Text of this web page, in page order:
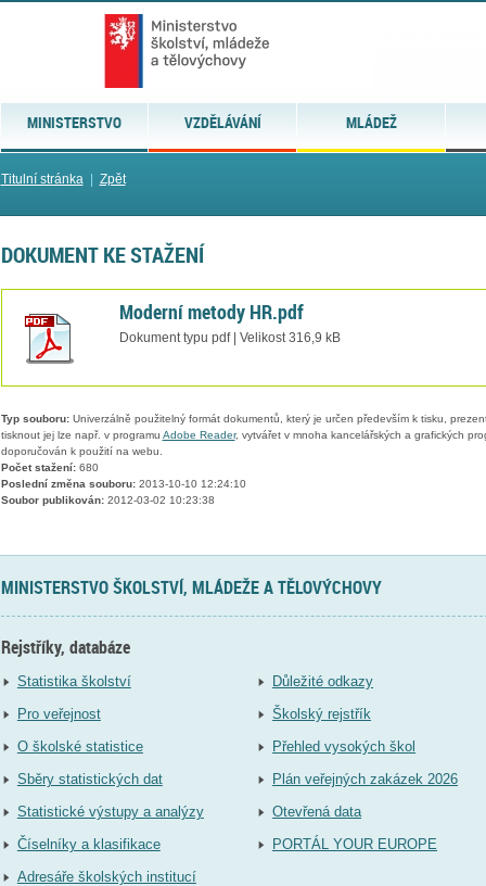
MINISTERSTVO VZDĚLÁVÁNÍ MLÁDEŽ
Titulní stránka| Zpět
DOKUMENT KE STAŽENÍ
Moderní metody HR.pdf
Dokument typu pdf | Velikost 316,9 kB
Typ souboru:Univerzálně použitelný formát dokumentů, který je určen především k tisku,
tisknout jej lze např. v programu Adobe Reader, vytvářet v mnoha kancelářských a grafických
doporučován k použití na webu.
Počet stažení:680
Poslední změna souboru:2013-10-10 12:24:10
Soubor publikován:2012-03-02 10:23:38
MINISTERSTVO ŠKOLSTVÍ, MLÁDEŽE A TĚLOVÝCHOVY
Rejstříky, databáze
Statistika školství
Pro veřejnost
O školské statistice
Sběry statistických dat
Statistické výstupy a analýzy
Číselníky a klasifikace
Adresáře školských institucí
Důležité odkazy
Školský rejstřík
Přehled vysokých škol
Plán veřejných zakázek 2026
Otevřená data
PORTÁL YOUR EUROPE